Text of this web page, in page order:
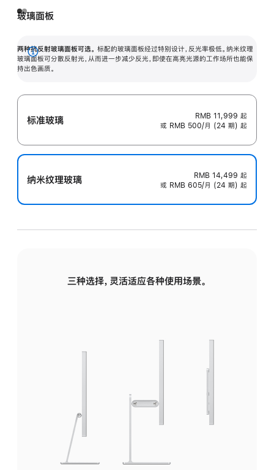
玻璃面板
两种抗反射玻璃面板可选。 标配的玻璃面板经过特别设计，反光率极低。纳米纹理
玻璃面板可分散反射光，从而进一步减少反光，即使在高亮光源的工作场所也能保
持出色画质。
展
开
标准玻璃 RMB 11,999 起
或 RMB 500/月 (24 期) 起
纳米纹理玻璃 RMB 14,499 起
或 RMB 605/月 (24 期) 起
三种选择，灵活适应各种使用场景。